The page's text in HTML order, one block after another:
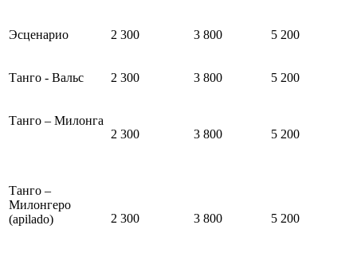
Эсценарио 2 300 3 800 5 200
Танго - Вальс 2 300 3 800 5 200
Танго – Милонга
2 300
3 800 5 200
Танго –
Милонгеро
(apilado)
2 300 3 800 5 200